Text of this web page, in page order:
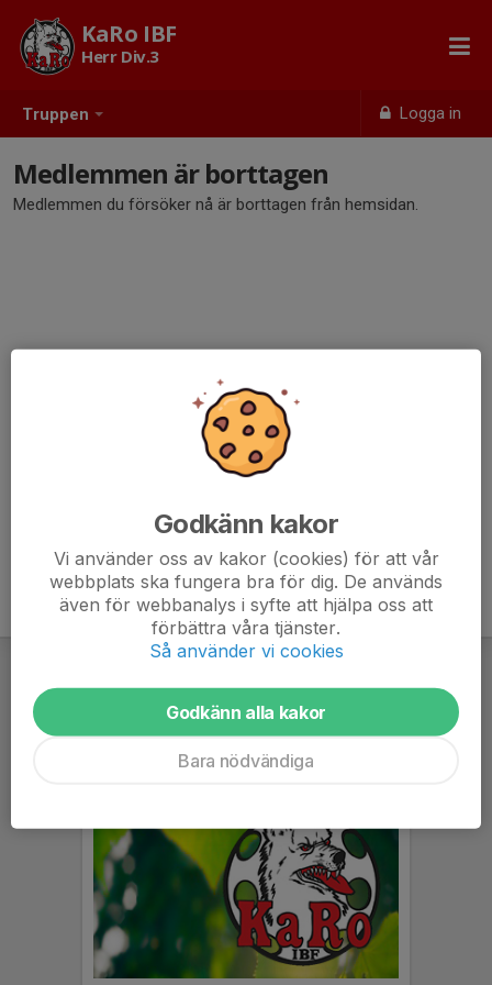
Truppen Logga in
KaRo IBF
Herr Div.3
Medlemmen är borttagen
Medlemmen du försöker nå är borttagen från hemsidan.
Godkänn kakor
Vi använder oss av kakor (cookies) för att vår
webbplats ska fungera bra för dig. De används
även för webbanalys i syfte att hjälpa oss att
förbättra våra tjänster.
Så använder vi cookies
Godkänn alla kakor
Bara nödvändiga